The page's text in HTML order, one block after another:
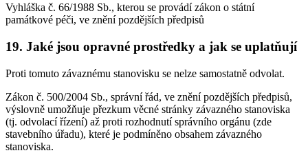
Vyhláška č. 66/1988 Sb., kterou se provádí zákon o státní
památkové péči, ve znění pozdějších předpisů
19. Jaké jsou opravné prostředky a jak se uplatňují
Proti tomuto závaznému stanovisku se nelze samostatně odvolat.
Zákon č. 500/2004 Sb., správní řád, ve znění pozdějších předpisů,
výslovně umožňuje přezkum věcné stránky závazného stanoviska
(tj. odvolací řízení) až proti rozhodnutí správního orgánu (zde
stavebního úřadu), které je podmíněno obsahem závazného
stanoviska.